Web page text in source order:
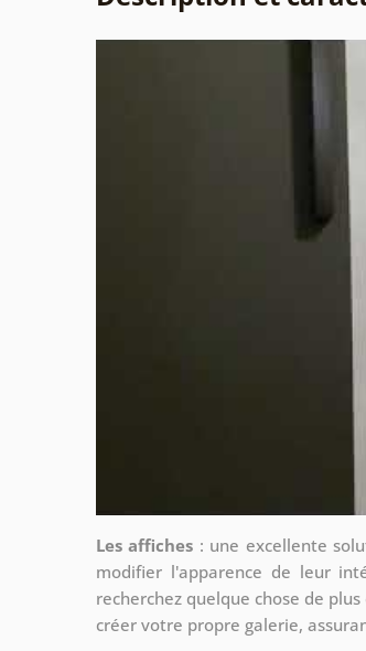
Les affiches : une excellente
modifier l'apparence de leur
recherchez quelque chose de
créer votre propre galerie,